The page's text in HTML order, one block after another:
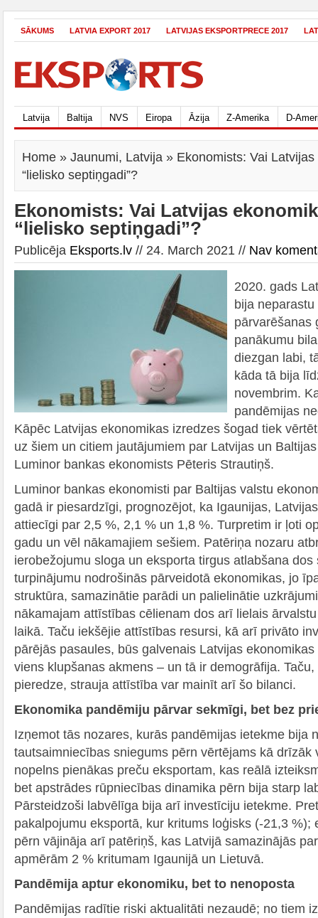
SĀKUMS LATVIA EXPORT 2017 LATVIJAS EKSPORTPRECE 2017
Latvija Baltija NVS Eiropa Āzija Z-Amerika D-
Home » Jaunumi, Latvija » Ekonomists: Vai
“lielisko septiņgadi”?
Ekonomists: Vai Latvijas
“lielisko septiņgadi”?
Publicēja Eksports.lv // 24. March 2021 // Nav
2020. gads
bija
pārvarēšanas
panākumu
diezgan labi,
kāda tā bija
novembrim.
pandēmijas
Kāpēc Latvijas ekonomikas izredzes šogad tiek
uz šiem un citiem jautājumiem par Latvijas un
Luminor bankas ekonomists Pēteris Strautiņš.
Luminor bankas ekonomisti par Baltijas valstu
gadā ir piesardzīgi, prognozējot, ka Igaunijas,
attiecīgi par 2,5 %, 2,1 % un 1,8 %. Turpretim ir ļoti
gadu un vēl nākamajiem sešiem. Patēriņa nozaru
ierobežojumu sloga un eksporta tirgus atlabšana
turpinājumu nodrošinās pārveidotā ekonomikas, jo
struktūra, samazinātie parādi un palielinātie
nākamajam attīstības cēlienam dos arī lielais
laikā. Taču iekšējie attīstības resursi, kā arī privāto
pārējās pasaules, būs galvenais Latvijas
viens klupšanas akmens – un tā ir demogrāfija.
pieredze, strauja attīstība var mainīt arī šo bilanci.
Ekonomika pandēmiju pārvar sekmīgi, bet bez
Izņemot tās nozares, kurās pandēmijas ietekme bija
tautsaimniecības sniegums pērn vērtējams kā drīzāk
nopelns pienākas preču eksportam, kas reālā
bet apstrādes rūpniecības dinamika pērn bija starp
Pārsteidzoši labvēlīga bija arī investīciju ietekme.
pakalpojumu eksportā, kur kritums loģisks (-21,3 %);
pērn vājināja arī patēriņš, kas Latvijā samazinājās
apmērām 2 % kritumam Igaunijā un Lietuvā.
Pandēmija aptur ekonomiku, bet to nenoposta
Pandēmijas radītie riski aktualitāti nezaudē; no tiem